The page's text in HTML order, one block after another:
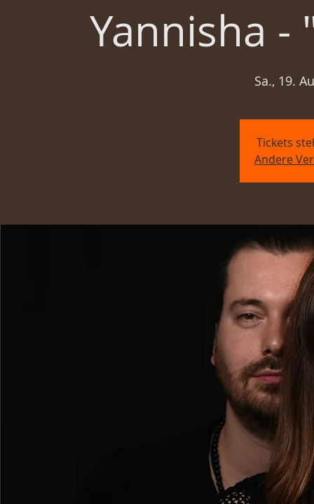
Yannisha
Sa., 19.
Tickets
Andere